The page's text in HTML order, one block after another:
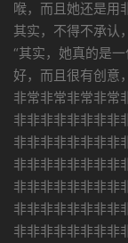
喉，而且她还是用
其实，不得不承认
“其实，她真的是
好，而且很有创意
非常非常非常非常
非非非非非非非非
非非非非非非非非
非非非非非非非非
非非非非非非非非
非非非非非非非非
非非非非非非非非